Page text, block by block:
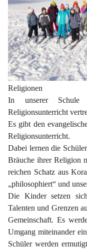
Religionen
In unserer
Religionsunterricht
Es gibt den
Religionsunterricht.
Dabei lernen die
Bräuche ihrer Religion
reichen Schatz aus
„philosophiert“ und
Die Kinder setzen
Talenten und Grenzen
Gemeinschaft. Es
Umgang miteinander
Schüler werden